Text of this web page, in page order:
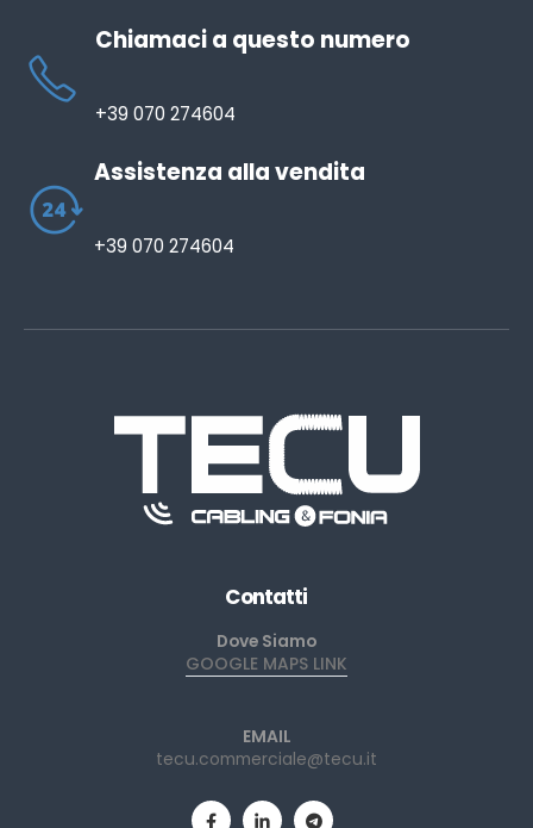
Chiamaci a questo numero
+39 070 274604
Assistenza alla vendita
+39 070 274604
Contatti
Dove Siamo
GOOGLE MAPS LINK
EMAIL
tecu.commerciale@tecu.it